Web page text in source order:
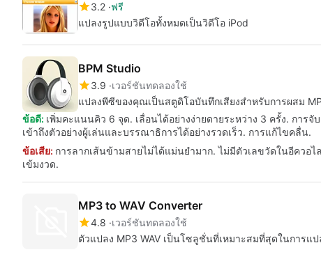
3.2 ฟรี
แปลงรูปแบบวิดีโอทั้งหมดเป็นวิดีโอ iPod
BPM Studio
3.9 เวอร์ชันทดลองใช้
แปลงพีซีของคุณเป็นสตูดิโอบันทึกเสียงสำหรับการผสม
ข้อดี: เพิ่มคะแนนคิว 6 จุด. เลื่อนได้อย่างง่ายดายระหว่าง 3 ครั้ง. การ
เข้าถึงตัวอย่างผู้เล่นและบรรณาธิการได้อย่างรวดเร็ว. การแก้ไขคลื่น.
ข้อเสีย: การลากเส้นข้ามสายไม่ได้แม่นยำมาก. ไม่มีตัวเลขวัดในอีควอ
เข้มงวด.
MP3 to WAV Converter
4.8 เวอร์ชันทดลองใช้
ตัวแปลง MP3 WAV เป็นโซลูชั่นที่เหมาะสมที่สุดในการแ